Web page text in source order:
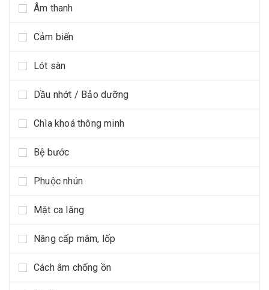
Âm thanh
Cảm biến
Lót sàn
Dầu nhớt / Bảo dưỡng
Chìa khoá thông minh
Bệ bước
Phuộc nhún
Mặt ca lăng
Nâng cấp mâm, lốp
Cách âm chống ồn